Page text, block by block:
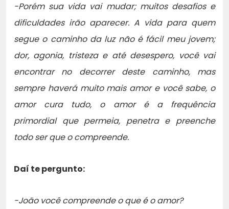
-Porém sua vida vai mudar; muitos desafios e
dificuldades irão aparecer. A vida para quem
segue o caminho da luz não é fácil meu jovem;
dor, agonia, tristeza e até desespero, você vai
encontrar no decorrer deste caminho, mas
sempre haverá muito mais amor e você sabe, o
amor cura tudo, o amor é a frequência
primordial que permeia, penetra e preenche
todo ser que o compreende.
Daí te pergunto:
-João você compreende o que é o amor?